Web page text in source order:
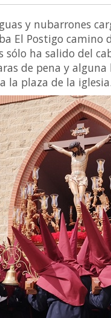
y nubarrones
El Postigo camino
sólo ha salido del
de pena y
la plaza de la iglesia.